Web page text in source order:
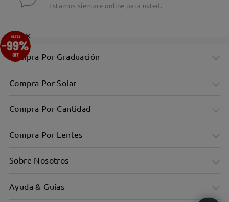
Estamos siempre online para usted.
Compra Por Graduación
Compra Por Solar
Compra Por Cantidad
Compra Por Lentes
Sobre Nosotros
Ayuda & Guías
×